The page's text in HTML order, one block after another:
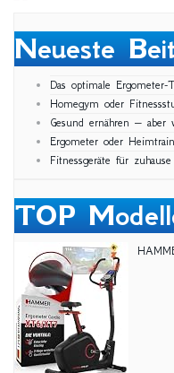
Neueste
Das optimale Ergometer-
Homegym oder
Gesund ernähren – aber
Ergometer oder
Fitnessgeräte für zuhause
TOP